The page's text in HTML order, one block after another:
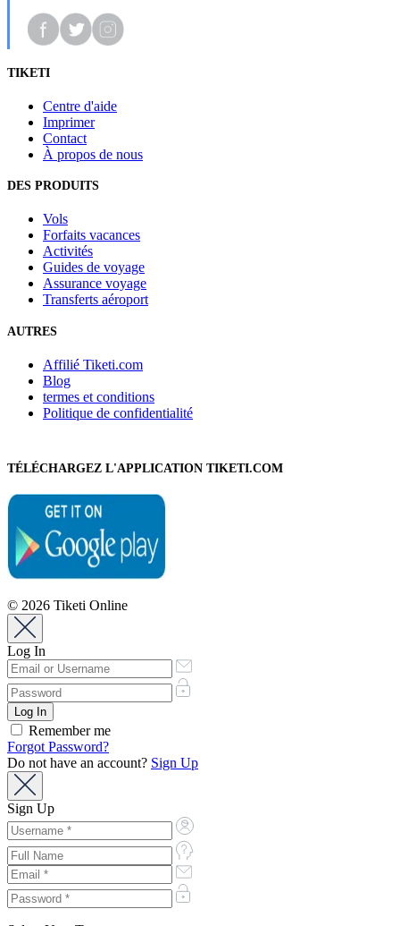
TIKETI
Centre d'aide
Imprimer
Contact
À propos de nous
DES PRODUITS
Vols
Forfaits vacances
Activités
Guides de voyage
Assurance voyage
Transferts aéroport
AUTRES
Affilié Tiketi.com
Blog
termes et conditions
Politique de confidentialité
TÉLÉCHARGEZ L'APPLICATION TIKETI.COM
© 2026 Tiketi Online
Log In
Remember me
Forgot Password?
Do not have an account? Sign Up
Sign Up